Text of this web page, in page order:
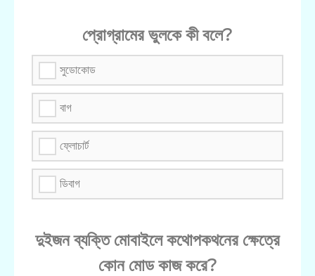
প্রোগ্রামের ভুলকে কী বলে?
সুডোকোড
বাগ
ফ্লোচার্ট
ডিবাগ
দুইজন ব্যক্তি মোবাইলে কথোপকথনের ক্ষেত্রে
কোন মোড কাজ করে?